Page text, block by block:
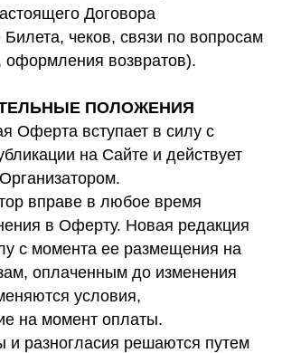
Договора
чеков, связи по вопросам
оформления возвратов).
ПОЛОЖЕНИЯ
Оферта вступает в силу с
на Сайте и действует
вправе в любое время
в Оферту. Новая редакция
с момента ее размещения на
оплаченным до изменения
условия,
на момент оплаты.
и разногласия решаются путем